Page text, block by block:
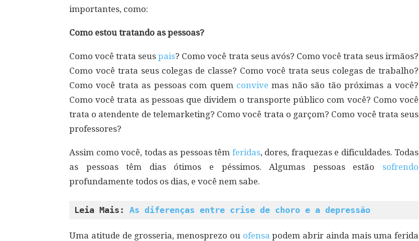
importantes, como:
Como estou tratando as pessoas?
Como você trata seuspais? Como você trata seus avós? Como você trata seus irmãos?
Como você trata seus colegas de classe? Como você trata seus colegas de trabalho?
Como você trata as pessoas com quem convive mas não são tão próximas a você?
Como você trata as pessoas que dividem o transporte público com você? Como você
trata o atendente de telemarketing? Como você trata o garçom? Como você trata seus
professores?
Assim como você, todas as pessoas têm feridas, dores, fraquezas e dificuldades. Todas
as pessoas têm dias ótimos e péssimos. Algumas pessoas estão sofrendo
profundamente todos os dias, e você nem sabe.
Leia Mais: As diferenças entre crise de choro e a depressão
Uma atitude de grosseria, menosprezo ou ofensa podem abrir ainda mais uma ferida